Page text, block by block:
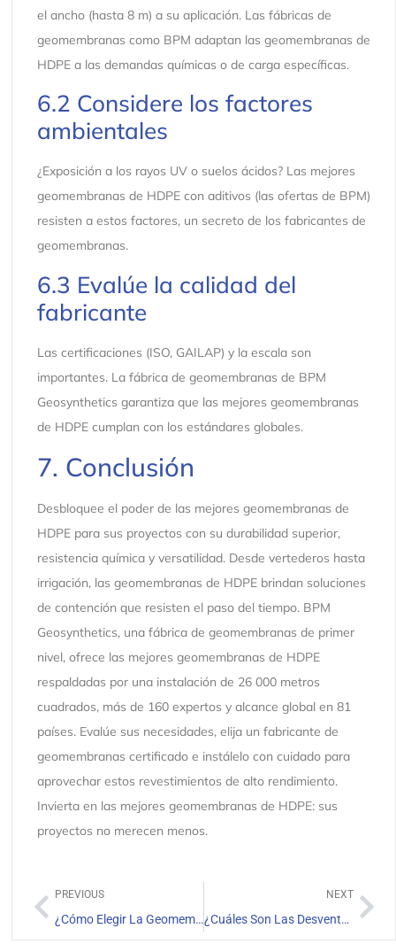
el ancho (hasta 8 m) a su aplicación. Las fábricas de
geomembranas como BPM adaptan las geomembranas de
HDPE a las demandas químicas o de carga específicas.
6.2 Considere los factores
ambientales
¿Exposición a los rayos UV o suelos ácidos? Las mejores
geomembranas de HDPE con aditivos (las ofertas de BPM)
resisten a estos factores, un secreto de los fabricantes de
geomembranas.
6.3 Evalúe la calidad del
fabricante
Las certificaciones (ISO, GAILAP) y la escala son
importantes. La fábrica de geomembranas de BPM
Geosynthetics garantiza que las mejores geomembranas
de HDPE cumplan con los estándares globales.
7. Conclusión
Desbloquee el poder de las mejores geomembranas de
HDPE para sus proyectos con su durabilidad superior,
resistencia química y versatilidad. Desde vertederos hasta
irrigación, las geomembranas de HDPE brindan soluciones
de contención que resisten el paso del tiempo. BPM
Geosynthetics, una fábrica de geomembranas de primer
nivel, ofrece las mejores geomembranas de HDPE
respaldadas por una instalación de 26 000 metros
cuadrados, más de 160 expertos y alcance global en 81
países. Evalúe sus necesidades, elija un fabricante de
geomembranas certificado e instálelo con cuidado para
aprovechar estos revestimientos de alto rendimiento.
Invierta en las mejores geomembranas de HDPE: sus
proyectos no merecen menos.
PREVIOUS
¿Cómo Elegir La Geomembrana De Lixiviación En Pilas Adecuada?
NEXT
¿Cuáles Son Las Desventajas Del Revestimiento De HDPE De 80 Milésimas Para Proyectos Mineros?